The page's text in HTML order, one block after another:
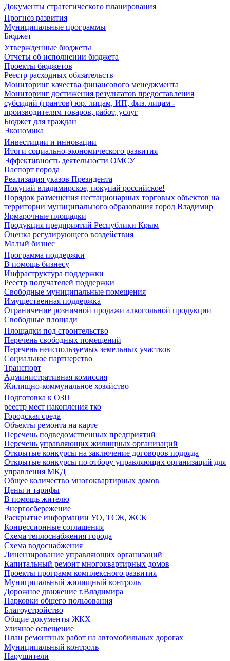
Документы стратегического планирования
Прогноз развития
Муниципальные программы
Бюджет
Утвержденные бюджеты
Отчеты об исполнении бюджета
Проекты бюджетов
Реестр расходных обязательств
Мониторинг качества финансового менеджмента
Мониторинг достижения результатов предоставления
субсидий (грантов) юр. лицам, ИП, физ. лицам -
производителям товаров, работ, услуг
Бюджет для граждан
Экономика
Инвестиции и инновации
Итоги социально-экономического развития
Эффективность деятельности ОМСУ
Паспорт города
Реализация указов Президента
Покупай владимирское, покупай российское!
Порядок размещения нестационарных торговых объектов на
территории муниципального образования город Владимир
Ярмарочные площадки
Продукция предприятий Республики Крым
Оценка регулирующего воздействия
Малый бизнес
Программа поддержки
В помощь бизнесу
Инфраструктура поддержки
Реестр получателей поддержки
Свободные муниципальные помещения
Имущественная поддержка
Ограничение розничной продажи алкогольной продукции
Свободные площади
Площадки под строительство
Перечень свободных помещений
Перечень неиспользуемых земельных участков
Социальное партнерство
Транспорт
Административная комиссия
Жилищно-коммунальное хозяйство
Подготовка к ОЗП
реестр мест накопления тко
Городская среда
Объекты ремонта на карте
Перечень подведомственных предприятий
Перечень управляющих жилищных организаций
Открытые конкурсы на заключение договоров подряда
Открытые конкурсы по отбору управляющих организаций для
управления МКД
Общее количество многоквартирных домов
Цены и тарифы
В помощь жителю
Энергосбережение
Раскрытие информации УО, ТСЖ, ЖСК
Концессионные соглашения
Схема теплоснабжения города
Схема водоснабжения
Лицензирование управляющих организаций
Капитальный ремонт многоквартирных домов
Проекты программ комплексного развития
Муниципальный жилищный контроль
Дорожное движение г.Владимира
Парковки общего пользования
Благоустройство
Общие документы ЖКХ
Уличное освещение
План ремонтных работ на автомобильных дорогах
Муниципальный контроль
Нарушители